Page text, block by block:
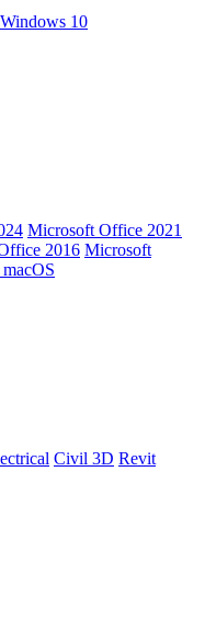
10
Microsoft Office 2021
2016 Microsoft
Civil 3D Revit